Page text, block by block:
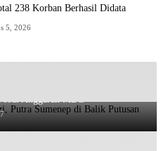
238 Korban Berhasil Didata
5, 2026
Fahrur Rozi, Putra Sumenep di
Anggaran MBG